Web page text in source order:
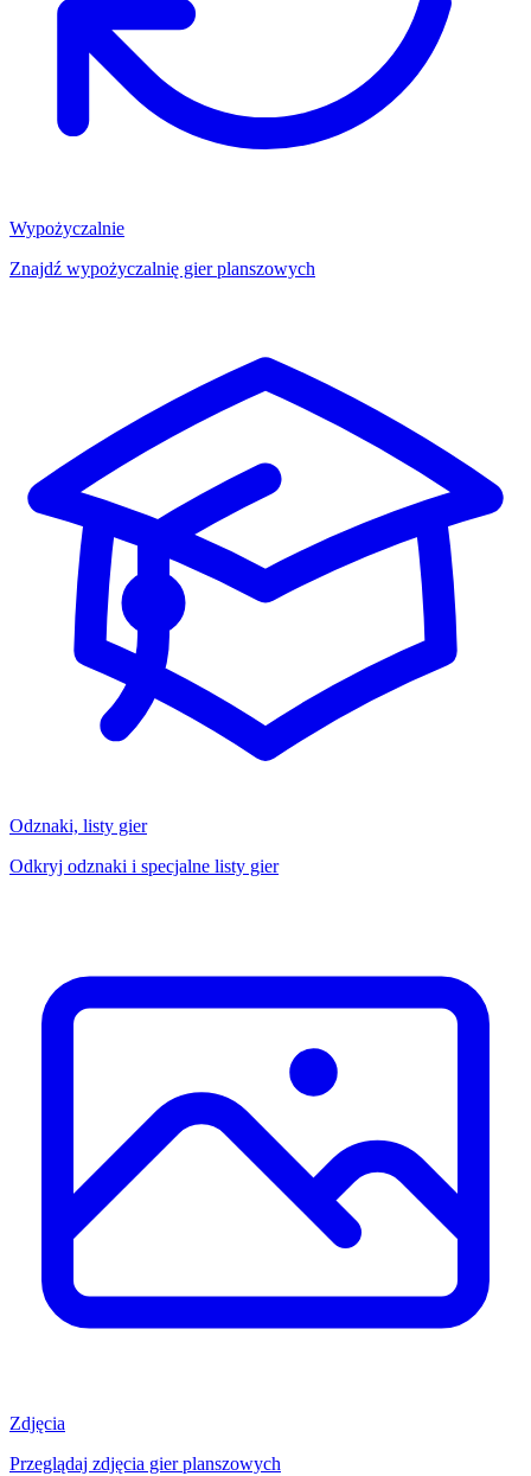
Wypożyczalnie
Znajdź wypożyczalnię gier planszowych
Odznaki, listy gier
Odkryj odznaki i specjalne listy gier
Zdjęcia
Przeglądaj zdjęcia gier planszowych